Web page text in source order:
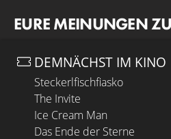
EURE MEINUNGEN
DEMNÄCHST IM KINO
Steckerlfischfiasko
The Invite
Ice Cream Man
Das Ende der Sterne